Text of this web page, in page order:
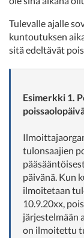
Tulevalle ajalle
kuntoutuksen
sitä edeltävät
Esimerkki 1.
tulonsaajien
päivänä. Kun
ilmoitetaan
10.9.20xx,
järjestelmään
on ilmoitettu